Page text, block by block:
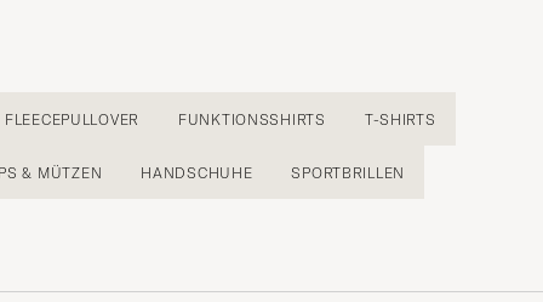
FLEECEPULLOVER FUNKTIONSSHIRTS T-SHIRTS
& MÜTZEN HANDSCHUHE SPORTBRILLEN